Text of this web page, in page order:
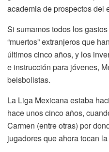
academia de prospectos del
Si sumamos todos los
“muertos” extranjeros que
últimos cinco años, y los
e instrucción para jóvenes,
beisbolistas.
La Liga Mexicana estaba
hace unos cinco años,
Carmen (entre otras) por
jugadores que ahora tocan